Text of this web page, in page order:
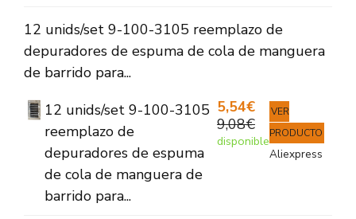
12 unids/set 9-100-3105 reemplazo de
depuradores de espuma de cola de manguera
de barrido para...
12 unids/set 9-100-3105
reemplazo de
depuradores de espuma
de cola de manguera de
barrido para...
5,54€
9,08€
disponible
VER
PRODUCTO
Aliexpress